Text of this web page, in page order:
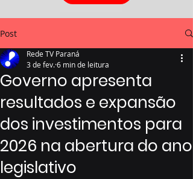
Post
Governo apresenta
resultados e expansão
dos investimentos para
2026 na abertura do ano
legislativo
Rede TV Paraná
3 de fev.6 min de leitura